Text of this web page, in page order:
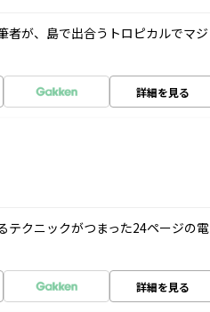
者が、島で出合うトロピカルでマジ
詳細を見る
テクニックがつまった24ページの電
詳細を見る